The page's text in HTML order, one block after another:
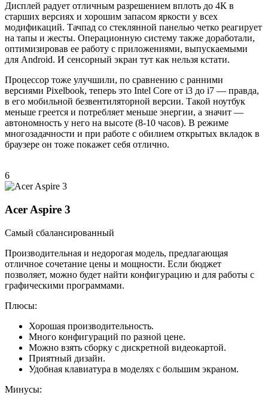
Дисплей радует отличным разрешением вплоть до 4К в
старших версиях и хорошим запасом яркости у всех
модификаций. Тачпад со стеклянной панелью четко реагирует
на тапы и жесты. Операционную систему также доработали,
оптимизировав ее работу с приложениями, выпускаемыми
для Android. И сенсорный экран тут как нельзя кстати.
Процессор тоже улучшили, по сравнению с ранними
версиями Pixelbook, теперь это Intel Core от i3 до i7 — правда,
в его мобильной безвентиляторной версии. Такой ноутбук
меньше греется и потребляет меньше энергии, а значит —
автономность у него на высоте (8-10 часов). В режиме
многозадачности и при работе с обилием открытых вкладок в
браузере он тоже покажет себя отлично.
6
Acer Aspire 3
Самый сбалансированный
Производительная и недорогая модель, предлагающая
отличное сочетание цены и мощности. Если бюджет
позволяет, можно будет найти конфигурацию и для работы с
графическими программами.
Плюсы:
Хорошая производительность.
Много конфигураций по разной цене.
Можно взять сборку с дискретной видеокартой.
Приятный дизайн.
Удобная клавиатура в моделях с большим экраном.
Минусы: